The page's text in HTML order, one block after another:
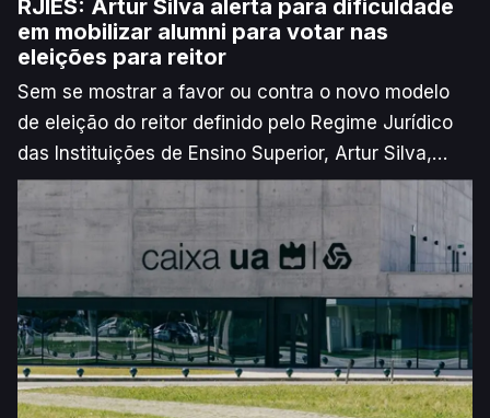
RJIES: Artur Silva alerta para dificuldade
em mobilizar alumni para votar nas
eleições para reitor
Sem se mostrar a favor ou contra o novo modelo
de eleição do reitor definido pelo Regime Jurídico
das Instituições de Ensino Superior, Artur Silva,
novo reitor da Universidade de Aveiro (UA),
manifestou alguma preocupação face à
implementação do voto dos antigos alunos. O
responsável assinala que pode ser difícil recensear
centenas de milhares de pessoas e que uma
eleição pouco participada pode ser “condicionada”.